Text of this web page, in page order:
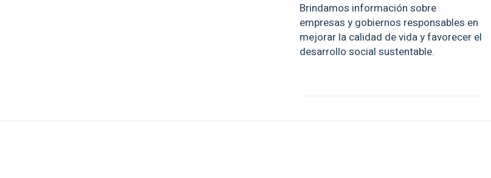
Brindamos información sobre
empresas y gobiernos responsables en
mejorar la calidad de vida y favorecer el
desarrollo social sustentable.